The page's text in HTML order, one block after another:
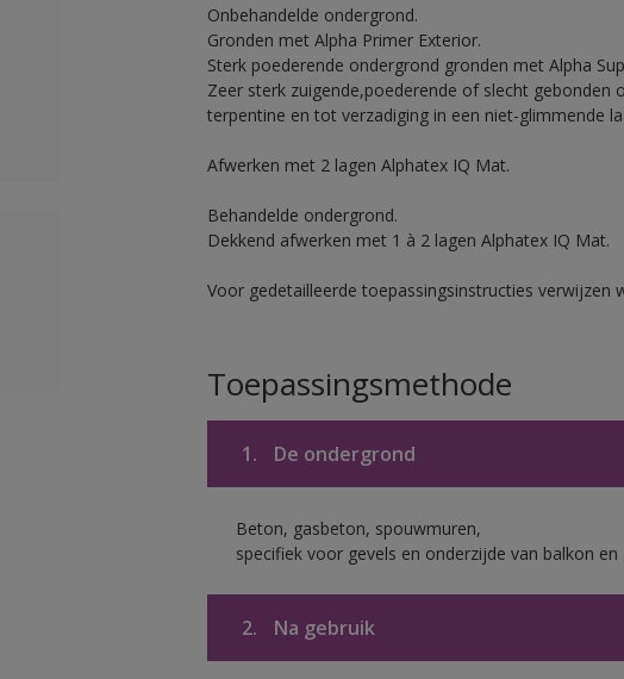
Onbehandelde ondergrond.
Gronden met Alpha Primer Exterior.
Sterk poederende ondergrond gronden met Alpha
Zeer sterk zuigende,poederende of slecht gebonden
terpentine en tot verzadiging in een niet-glimmende
Afwerken met 2 lagen Alphatex IQ Mat.
Behandelde ondergrond.
Dekkend afwerken met 1 à 2 lagen Alphatex IQ Mat.
Voor gedetailleerde toepassingsinstructies
Toepassingsmethode
1. De ondergrond
Beton, gasbeton, spouwmuren,
specifiek voor gevels en onderzijde van balkon en
2. Na gebruik